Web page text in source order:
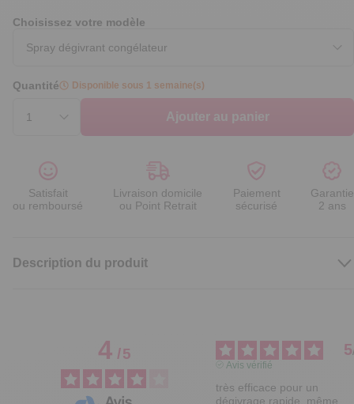
Choisissez votre modèle
Quantité Disponible sous 1 semaine(s)
Ajouter au panier
Satisfait
ou remboursé
Livraison domicile
ou Point Retrait
Paiement
sécurisé
Garantie
2 ans
Description du produit
4/5 5
Avis vérifié
très efficace pour un
dégivrage rapide, même